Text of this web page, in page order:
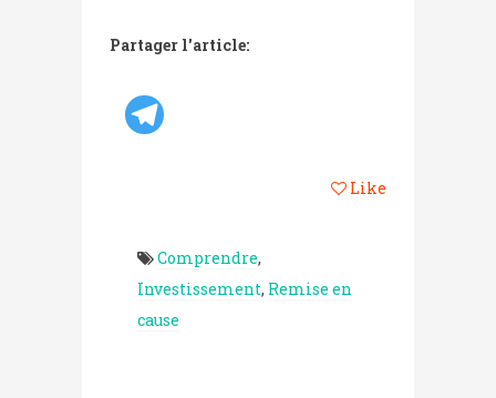
Partager l'article:
Like
Comprendre,
Investissement, Remise en
cause